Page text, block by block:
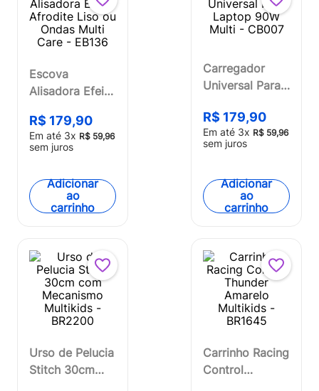
Escova
Alisadora Efeito
Ondas Multi
Care - EB136
R$ 179,90
Em até 3x R$ 59,96
sem juros
Adicionar
ao
carrinho
Carregador
Universal Para
Multi - CB007
R$ 179,90
Em até 3x R$ 59,96
sem juros
Adicionar
ao
carrinho
Urso de Pelucia
Stitch 30cm
Carrinho Racing
Control